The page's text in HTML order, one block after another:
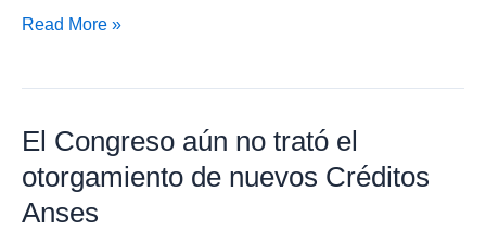
Anses
créditos
por
$1.500.000
Read More »
El Congreso aún no trató el
otorgamiento de nuevos Créditos
Anses